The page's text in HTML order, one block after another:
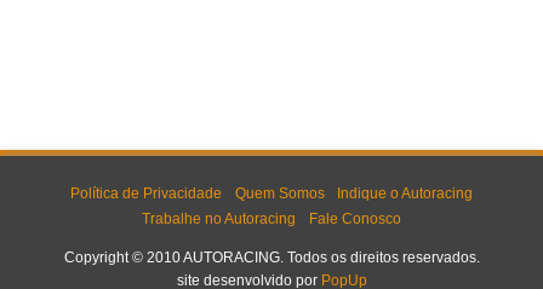
Política de Privacidade Quem Somos
Indique o Autoracing
Trabalhe no Autoracing
Fale Conosco
Copyright © 2010 AUTORACING. Todos os direitos reservados.
site desenvolvido por PopUp